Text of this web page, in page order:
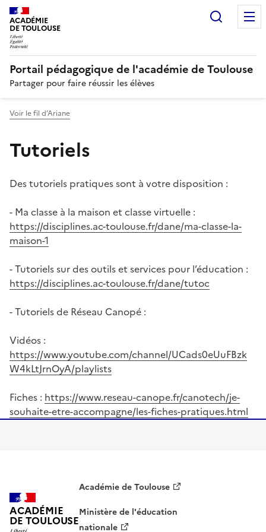
ACADÉMIE
DE TOULOUSE
Portail pédagogique de l'académie de Toulouse
Partager pour faire réussir les élèves
Voir le fil d’Ariane
Tutoriels
Des tutoriels pratiques sont à votre disposition :
- Ma classe à la maison et classe virtuelle :
https://disciplines.ac-toulouse.fr/dane/ma-classe-la-
maison-1
- Tutoriels sur des outils et services pour l’éducation :
https://disciplines.ac-toulouse.fr/dane/tutoc
- Tutoriels de Réseau Canopé :
Vidéos :
https://www.youtube.com/channel/UCads0eUuFBzk
W4kLtJrnOyA/playlists
Fiches : https://www.reseau-canope.fr/canotech/je-
souhaite-etre-accompagne/les-fiches-pratiques.html
ACADÉMIE
DE TOULOUSE
Académie de Toulouse
Ministère de l'éducation
nationale